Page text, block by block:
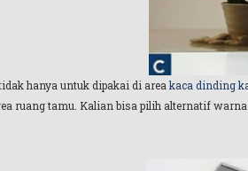
hanya untuk dipakai di area kaca dinding
ruang tamu. Kalian bisa pilih alternatif